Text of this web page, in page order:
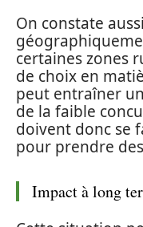
On constate
certaines zones
de choix en
peut entraîner
de la faible
doivent donc se
pour prendre
Impact à long